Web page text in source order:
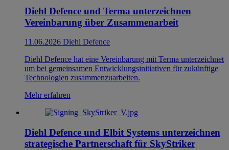
Diehl Defence und Terma unterzeichnen
Vereinbarung über Zusammenarbeit
11.06.2026 Diehl Defence
Diehl Defence hat eine Vereinbarung mit Terma unterzeichnet
um bei gemeinsamen Entwicklungsinitiativen für zukünftige
Technologien zusammenzuarbeiten.
Mehr erfahren
Diehl Defence und Elbit Systems unterzeichnen
strategische Partnerschaft für SkyStriker